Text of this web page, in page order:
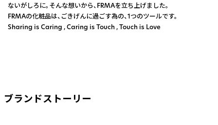
ないがしろに。そんな想いから、FRMAを立ち上げました。
FRMAの化粧品は、ごきげんに過ごす為の、1つのツールです。
Sharing is Caring , Caring is Touch , Touch is Love
ブランドストーリー